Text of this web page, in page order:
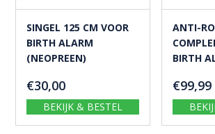
SINGEL 125 CM VOOR
BIRTH ALARM
(NEOPREEN)
€30,00
BEKIJK & BESTEL
ANTI-
BIRTH
€99,99